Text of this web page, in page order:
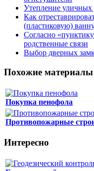
Утепление уличных
Как
(пластиковую)
Согласно
родственные связи
Выбор дверных
Похожие материалы
Покупка пенофола
Противопожарные
Интересно